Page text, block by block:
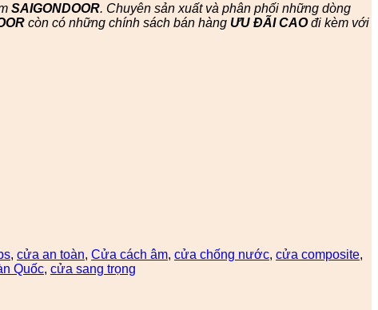
SAIGONDOOR. Chuyên sản xuất và phân phối những dòng
còn có những chính sách bán hàng ƯU ĐÃI CAOđi kèm với
, cửa an toàn, Cửa cách âm, cửa chống nước, cửa composite,
Quốc, cửa sang trọng